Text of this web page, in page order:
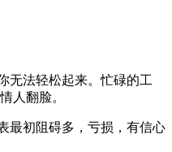
法轻松起来。忙碌的工
人翻脸。
初阻碍多，亏损，有信心